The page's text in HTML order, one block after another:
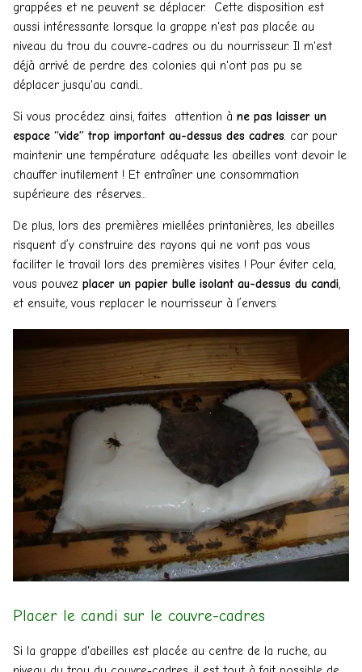
grappées et ne peuvent se déplacer. Cette disposition est
aussi intéressante lorsque la grappe n'est pas placée au
niveau du trou du couvre-cadres ou du nourrisseur. Il m'est
déjà arrivé de perdre des colonies qui n'ont pas pu se
déplacer jusqu'au candi...
Si vous procédez ainsi, faites attention à ne pas laisser un
espace “vide” trop important au-dessus des cadres. car pour
maintenir une température adéquate les abeilles vont devoir le
chauffer inutilement ! Et entraîner une consommation
supérieure des réserves...
De plus, lors des premières miellées printanières, les abeilles
risquent d’y construire des rayons qui ne vont pas vous
faciliter le travail lors des premières visites ! Pour éviter cela,
vous pouvez placer un papier bulle isolant au-dessus du candi,
et ensuite, vous replacer le nourrisseur à l’envers.
Placer le candi sur le couvre-cadres
Si la grappe d'abeilles est placée au centre de la ruche, au